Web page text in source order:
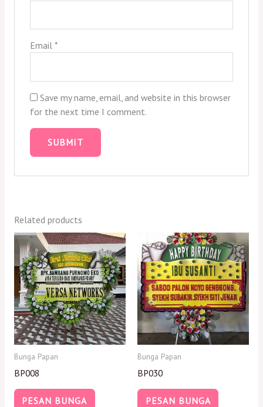
Email *
Save my name, email, and website in this browser
for the next time I comment.
Related products
Bunga Papan
BP008
PESAN BUNGA
Bunga Papan
BP030
PESAN BUNGA